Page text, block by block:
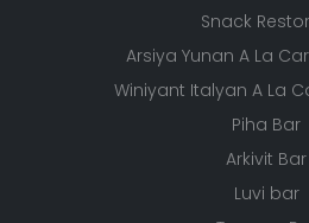
Snack
Arsiya Yunan A La
Winiyant Italyan A La
Piha Bar
Arkivit Bar
Luvi bar